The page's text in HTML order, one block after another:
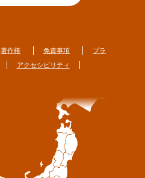
著作権 免責事項
プラ
アクセシビリティ